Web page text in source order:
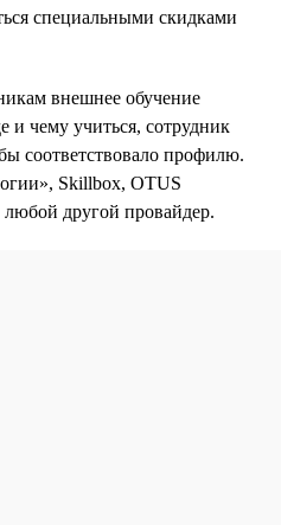
специальными скидками
внешнее обучение
и чему учиться, сотрудник
соответствовало профилю.
Skillbox, OTUS
другой провайдер.